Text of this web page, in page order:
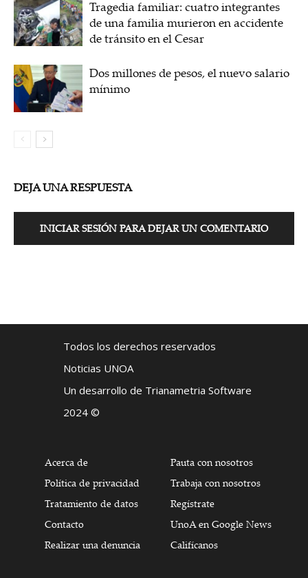
Tragedia familiar: cuatro integrantes
de una familia murieron en accidente
de tránsito en el Cesar
Dos millones de pesos, el nuevo salario
mínimo
DEJA UNA RESPUESTA
INICIAR SESIÓN PARA DEJAR UN COMENTARIO
Todos los derechos reservados
Noticias UNOA
Un desarrollo de Trianametria Software
2024 ©
Acerca de
Política de privacidad
Tratamiento de datos
Contacto
Realizar una denuncia
Pauta con nosotros
Trabaja con nosotros
Regístrate
UnoA en Google News
Califícanos